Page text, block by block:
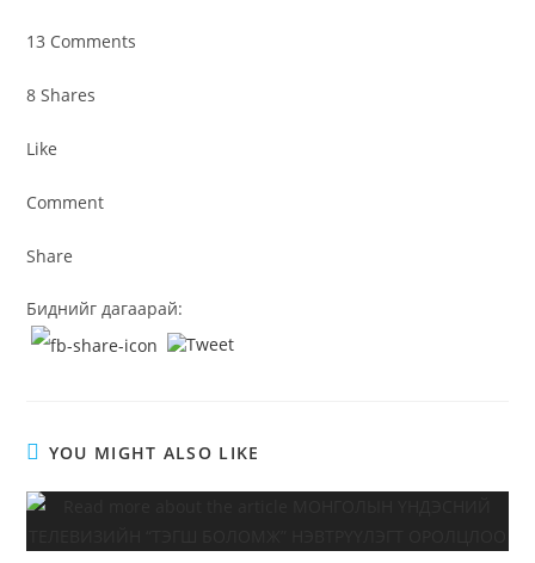
13 Comments
8 Shares
Like
Comment
Share
Биднийг дагаарай:
YOU MIGHT ALSO LIKE